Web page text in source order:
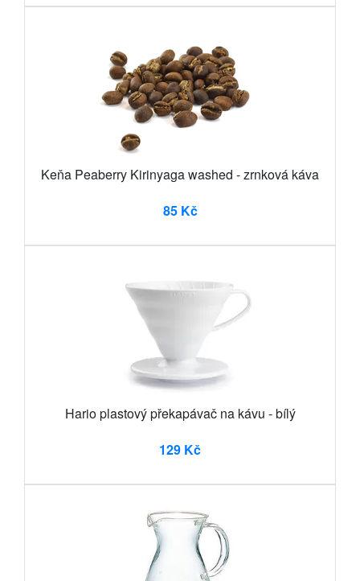
Keňa Peaberry Kirinyaga washed - zrnková káva
85 Kč
Hario plastový překapávač na kávu - bílý
129 Kč